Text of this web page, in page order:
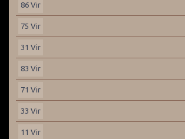
86 Vir
75 Vir
31 Vir
83 Vir
71 Vir
33 Vir
11 Vir